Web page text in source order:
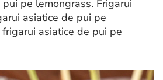
pe lemongrass. Frigarui
asiatice de pui pe
asiatice de pui pe